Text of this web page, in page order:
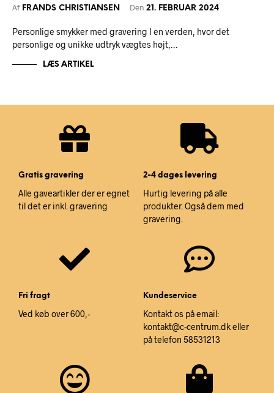
Af FRANDS CHRISTIANSEN Den 21. FEBRUAR 2024
Personlige smykker med gravering I en verden, hvor det
personlige og unikke udtryk vægtes højt,…
LÆS ARTIKEL
Gratis gravering
Alle gaveartikler der er egnet
til det er inkl. gravering
2-4 dages levering
Hurtig levering på alle
produkter. Også dem med
gravering.
Fri fragt
Ved køb over 600,-
Kundeservice
Kontakt os på email:
kontakt@c-centrum.dk eller
på telefon 58531213